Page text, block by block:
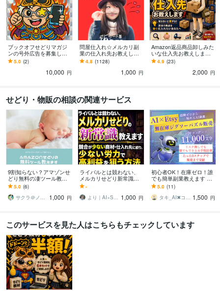
ブックオフせどりマガジ
ンの号外広告を募集しま
す 約10000部発行のメル
マガでココナラ商品を宣
5.0 (2)
10,000 円
問屋仕入れ☆メルカリ副
業の仕入れ先お教えしま
す おまけ付き☆メルカリ
販売する商品の仕入先知
りたくないですか？
4.8 (1128)
1,000 円
Amazon返品商品卸しみた
いな仕入先お教えします
新発売！アマゾンダメー
ジ品販売…みたいな卸し
問屋サイトの紹介
4.9 (23)
2,000 円
せどり・物販の相談の関連サービス
9割知らない？アマゾンせ
どり無料の凄ツール教え
ます モノレート終了でも
大丈夫！有料Keepa並アプ
リ/物販転売
5.0 (6)
サクラ＠ノウハウコレクター卒業１００％
1,000 円
ライバルとは競わない、
メルカリせどり新常識教
えます 競合が少ない商
材・仕入れ先に絞り、少
ない労力で高利益を狙う
-
より｜AI×SNSで会社員副業の実践支援 1,000 円
初心者OK！在庫ゼロ！誰
でも簡単副業教えます 知
識ゼロから稼ぐ！AI×物販
でブルーオーシャン攻略
ノウハウ！
5.0 (11)
タキ_AI✖︎コンテンツ販売 1,500 円
このサービスを見た人はこちらもチェックしています